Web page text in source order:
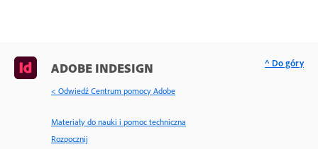
ADOBE INDESIGN
< Odwiedź Centrum pomocy Adobe
Materiały do nauki i pomoc techniczna
Rozpocznij
^ Do góry